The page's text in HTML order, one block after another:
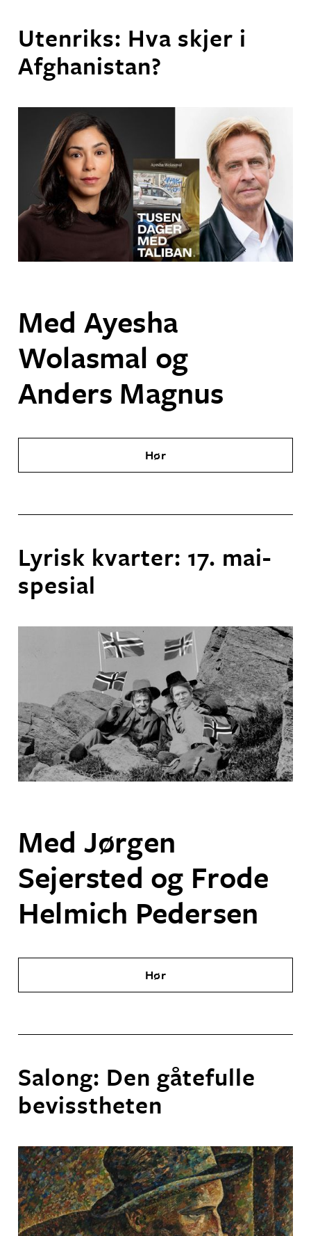
Utenriks: Hva skjer i
Afghanistan?
Med Ayesha
Wolasmal og
Anders Magnus
Hør
Lyrisk kvarter: 17. mai-
spesial
Med Jørgen
Sejersted og Frode
Helmich Pedersen
Hør
Salong: Den gåtefulle
bevisstheten